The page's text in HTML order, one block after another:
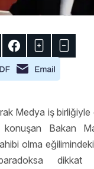
Medya iş
konuşan Bakan
olma
dikkat